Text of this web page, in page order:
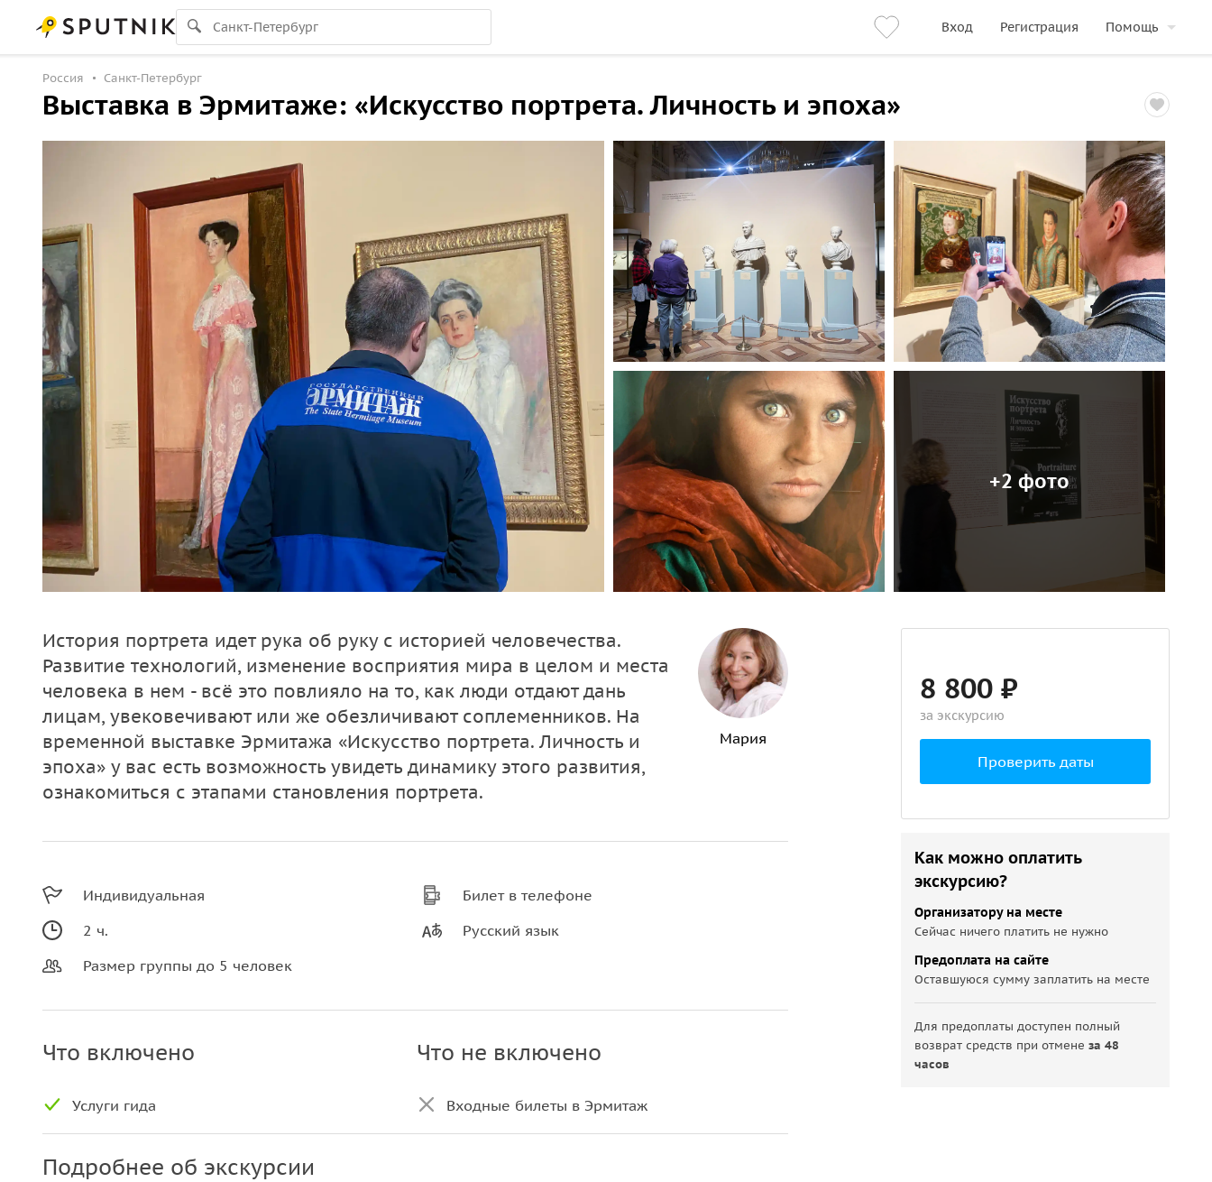
Вход Регистрация Помощь
Россия Санкт-Петербург
Выставка в Эрмитаже: «Искусство портрета. Личность и эпоха»
+2 фото
История портрета идет рука об руку с историей человечества.
Развитие технологий, изменение восприятия мира в целом и места
человека в нем - всё это повлияло на то, как люди отдают дань
лицам, увековечивают или же обезличивают соплеменников. На
временной выставке Эрмитажа «Искусство портрета. Личность и
эпоха» у вас есть возможность увидеть динамику этого развития,
ознакомиться с этапами становления портрета.
Мария
Индивидуальная
2 ч.
Размер группы до 5 человек
Билет в телефоне
Русский язык
Что включено
Услуги гида
Что не включено
Входные билеты в Эрмитаж
Подробнее об экскурсии
8 800 ₽
за экскурсию
Проверить даты
Как можно оплатить
экскурсию?
Организатору на месте
Сейчас ничего платить не нужно
Предоплата на сайте
Оставшуюся сумму заплатить на месте
Для предоплаты доступен полный
возврат средств при отменеза 48
часов